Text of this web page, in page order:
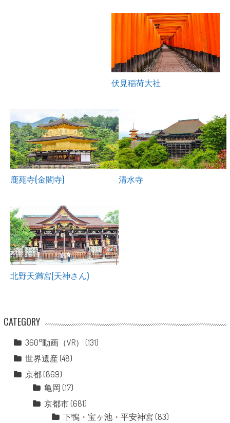
伏見稲荷大社
鹿苑寺(金閣寺) 清水寺
北野天満宮(天神さん)
CATEGORY
360°動画（VR）
(131)
世界遺産 (48)
京都(869)
亀岡 (17)
京都市(681)
下鴨・宝ヶ池・平安神宮 (83)